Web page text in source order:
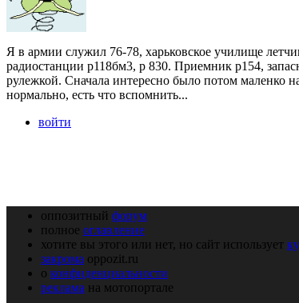
Я в армии служил 76-78, харьковское училище
радиостанции р118бм3, р 830. Приемник р154,
рулежкой. Сначала интересно было потом маленко
нормально, есть что вспомнить...
войти
оппозитный форум
полное оглавление
хотите вы этого или нет, но сайт использует
закрома oppozit.ru
о конфиденциальности
реклама на мотопортале